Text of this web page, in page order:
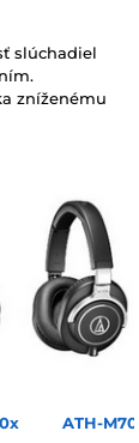
slúchadiel
zníženému
ATH-M70x